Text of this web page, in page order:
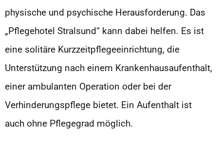
physische und psychische Herausforderung. Das
„Pflegehotel Stralsund“ kann dabei helfen. Es ist
eine solitäre Kurzzeitpflegeeinrichtung, die
Unterstützung nach einem Krankenhausaufenthalt,
einer ambulanten Operation oder bei der
Verhinderungspflege bietet. Ein Aufenthalt ist
auch ohne Pflegegrad möglich.